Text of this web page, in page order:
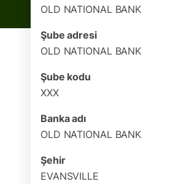
OLD NATIONAL BANK
Şube adresi
OLD NATIONAL BANK
Şube kodu
XXX
Banka adı
OLD NATIONAL BANK
Şehir
EVANSVILLE